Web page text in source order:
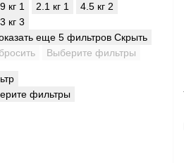
кг 1 2.1 кг 1 4.5 кг 2
кг 3
еще 5 фильтров Скрыть
Выберите фильтры
фильтры